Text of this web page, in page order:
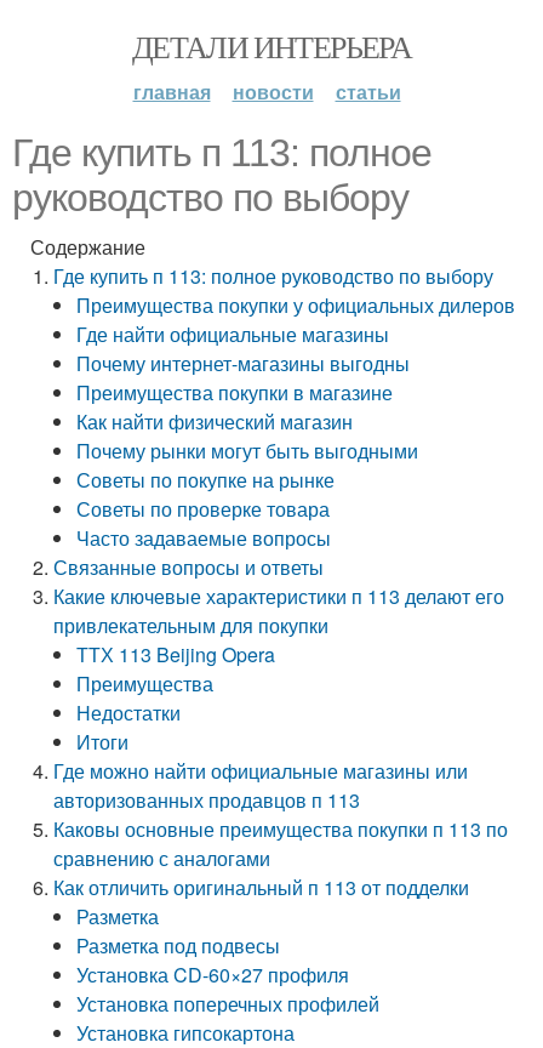
ДЕТАЛИ ИНТЕРЬЕРА
главная новости статьи
Где купить п 113: полное
руководство по выбору
Содержание
Где купить п 113: полное руководство по выбору
Преимущества покупки у официальных дилеров
Где найти официальные магазины
Почему интернет-магазины выгодны
Преимущества покупки в магазине
Как найти физический магазин
Почему рынки могут быть выгодными
Советы по покупке на рынке
Советы по проверке товара
Часто задаваемые вопросы
Связанные вопросы и ответы
Какие ключевые характеристики п 113 делают его
привлекательным для покупки
ТТХ 113 Beijing Opera
Преимущества
Недостатки
Итоги
Где можно найти официальные магазины или
авторизованных продавцов п 113
Каковы основные преимущества покупки п 113 по
сравнению с аналогами
Как отличить оригинальный п 113 от подделки
Разметка
Разметка под подвесы
Установка CD-60×27 профиля
Установка поперечных профилей
Установка гипсокартона